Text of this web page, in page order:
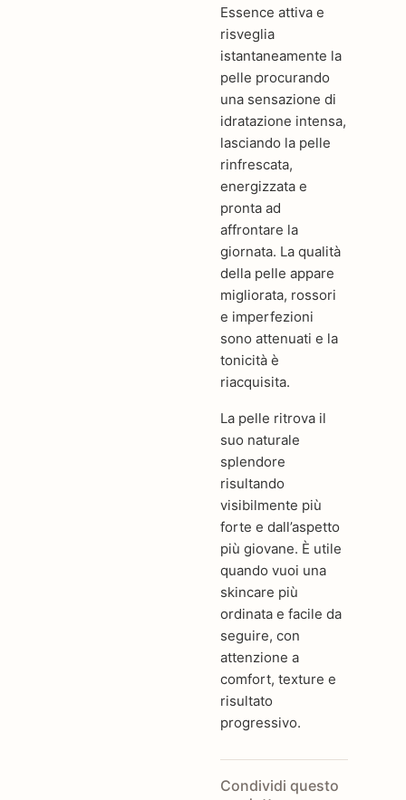
Essence attiva e
risveglia
istantaneamente la
pelle procurando
una sensazione di
idratazione intensa,
lasciando la pelle
rinfrescata,
energizzata e
pronta ad
affrontare la
giornata. La qualità
della pelle appare
migliorata, rossori
e imperfezioni
sono attenuati e la
tonicità è
riacquisita.
La pelle ritrova il
suo naturale
splendore
risultando
visibilmente più
forte e dall’aspetto
più giovane. È utile
quando vuoi una
skincare più
ordinata e facile da
seguire, con
attenzione a
comfort, texture e
risultato
progressivo.
Condividi questo